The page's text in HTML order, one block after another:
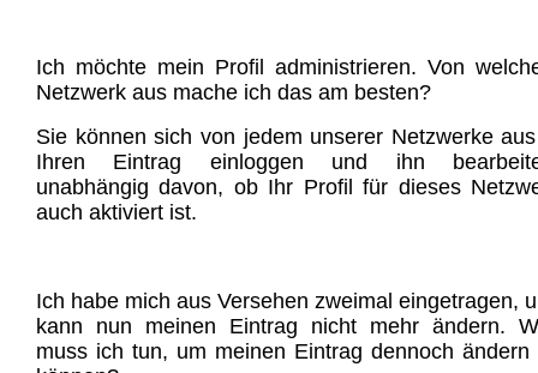
Ich möchte mein Profil administrieren. Von
Netzwerk aus mache ich das am besten?
Sie können sich von jedem unserer Netzwerke
Ihren Eintrag einloggen und ihn
unabhängig davon, ob Ihr Profil für dieses
auch aktiviert ist.
Ich habe mich aus Versehen zweimal eingetragen,
kann nun meinen Eintrag nicht mehr ändern.
muss ich tun, um meinen Eintrag dennoch ändern